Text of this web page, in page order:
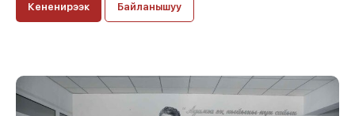
Кененирээк Байланышуу